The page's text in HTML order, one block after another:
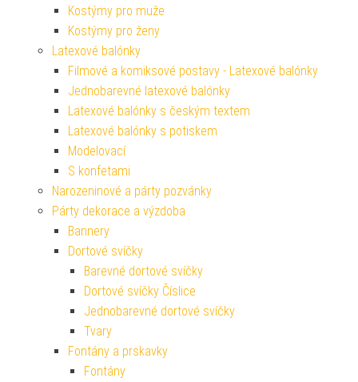
Kostýmy pro muže
Kostýmy pro ženy
Latexové balónky
Filmové a komiksové postavy - Latexové balónky
Jednobarevné latexové balónky
Latexové balónky s českým textem
Latexové balónky s potiskem
Modelovací
S konfetami
Narozeninové a párty pozvánky
Párty dekorace a výzdoba
Bannery
Dortové svíčky
Barevné dortové svíčky
Dortové svíčky Číslice
Jednobarevné dortové svíčky
Tvary
Fontány a prskavky
Fontány